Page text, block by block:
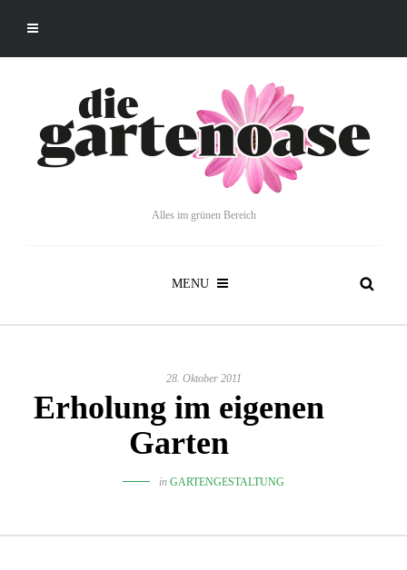
Alles im grünen Bereich
MENU
28. Oktober 2011
Erholung im eigenen
Garten
in GARTENGESTALTUNG